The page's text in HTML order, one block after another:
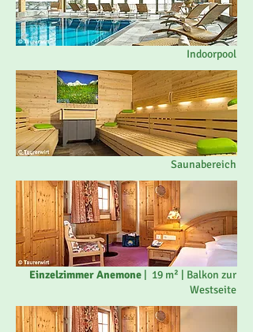
Indoorpool
Saunabereich
Einzelzimmer Anemone | 19 m² | Balkon zur
Westseite